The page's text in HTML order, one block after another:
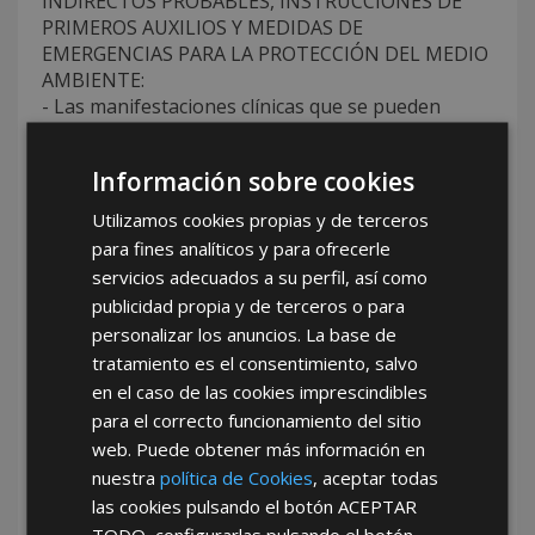
PRIMEROS AUXILIOS Y MEDIDAS DE
EMERGENCIAS PARA LA PROTECCIÓN DEL MEDIO
AMBIENTE:
- Las manifestaciones clínicas que se pueden
- Medidas básicas de actuación: Retire a la
persona del lugar de la exposición y quite la ropa
manchada o salpicada.
- En contacto con los ojos, lavar con agua
abundante al menos durante 15 minutos. No
olvide retirar las lentillas.
- En contacto con la piel, lavar con agua
abundante y jabón sin frotar.
NO DEJE SOLO AL INTOXICADO EN NINGÚN
CASO.
- Consejos terapéuticos para médicos y personal
sanitario: Tratamiento sintomático y de soporte.
- Artículo también conocido como jeringa
Información sobre cookies
Utilizamos cookies propias y de terceros
para fines analíticos y para ofrecerle
servicios adecuados a su perfil, así como
publicidad propia y de terceros o para
personalizar los anuncios. La base de
tratamiento es el consentimiento, salvo
en el caso de las cookies imprescindibles
para el correcto funcionamiento del sitio
web. Puede obtener más información en
nuestrapolítica de Cookies, aceptar todas
las cookies pulsando el botónACEPTAR